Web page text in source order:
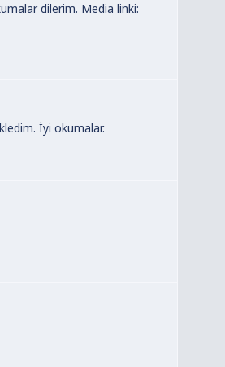
dilerim. Media linki:
İyi okumalar.